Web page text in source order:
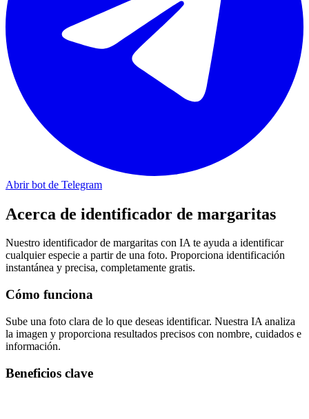
Abrir bot de Telegram
Acerca de identificador de margaritas
Nuestro identificador de margaritas con IA te ayuda a identificar
cualquier especie a partir de una foto. Proporciona identificación
instantánea y precisa, completamente gratis.
Cómo funciona
Sube una foto clara de lo que deseas identificar. Nuestra IA analiza
la imagen y proporciona resultados precisos con nombre, cuidados e
información.
Beneficios clave